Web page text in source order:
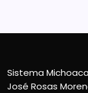
Sistema
José Rosas